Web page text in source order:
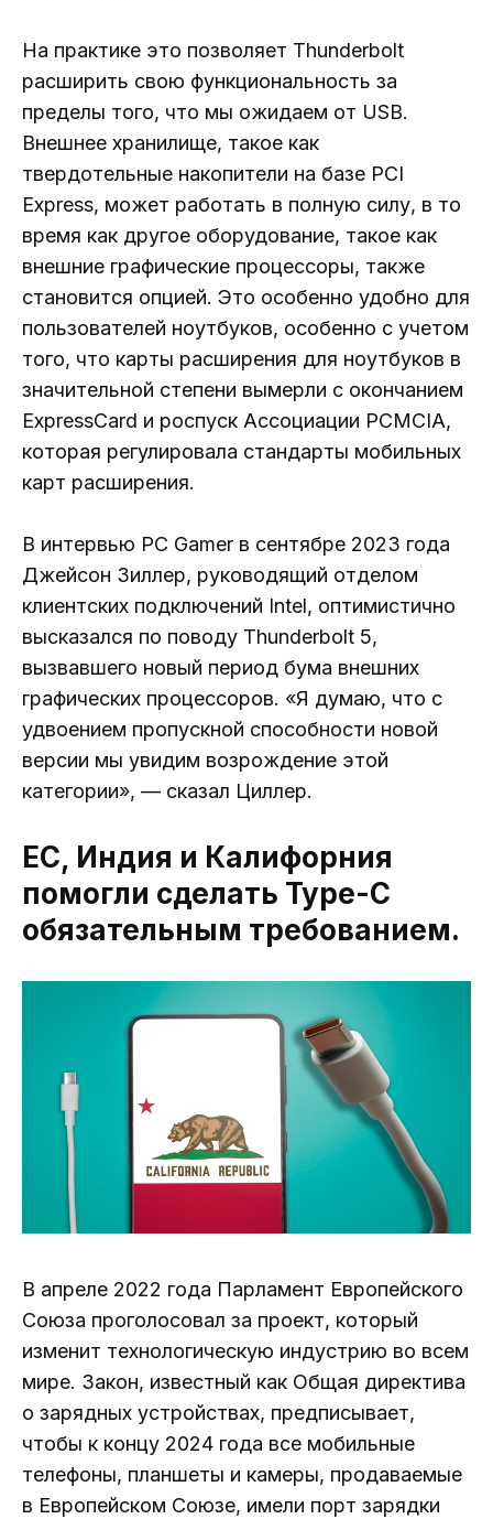
На практике это позволяет Thunderbolt
расширить свою функциональность за
пределы того, что мы ожидаем от USB.
Внешнее хранилище, такое как
твердотельные накопители на базе PCI
Express, может работать в полную силу, в то
время как другое оборудование, такое как
внешние графические процессоры, также
становится опцией. Это особенно удобно для
пользователей ноутбуков, особенно с учетом
того, что карты расширения для ноутбуков в
значительной степени вымерли с окончанием
ExpressCard и роспуск Ассоциации PCMCIA,
которая регулировала стандарты мобильных
карт расширения.
В интервью PC Gamer в сентябре 2023 года
Джейсон Зиллер, руководящий отделом
клиентских подключений Intel, оптимистично
высказался по поводу Thunderbolt 5,
вызвавшего новый период бума внешних
графических процессоров. «Я думаю, что с
удвоением пропускной способности новой
версии мы увидим возрождение этой
категории», — сказал Циллер.
ЕС, Индия и Калифорния
помогли сделать Type-C
обязательным требованием.
В апреле 2022 года Парламент Европейского
Союза проголосовал за проект, который
изменит технологическую индустрию во всем
мире. Закон, известный как Общая директива
о зарядных устройствах, предписывает,
чтобы к концу 2024 года все мобильные
телефоны, планшеты и камеры, продаваемые
в Европейском Союзе, имели порт зарядки